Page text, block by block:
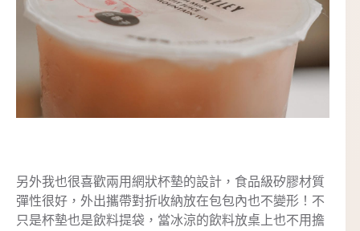
另外我也很喜歡兩用網狀杯墊的設計，食品級矽膠材質
彈性很好，外出攜帶對折收納放在包包內也不變形！不
只是杯墊也是飲料提袋，當冰涼的飲料放桌上也不用擔